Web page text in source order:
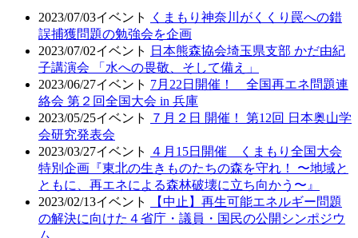
2023/07/03イベント
くまもり神奈川がくくり罠への錯
誤捕獲問題の勉強会を企画
2023/07/02イベント
日本熊森協会埼玉県支部 かだ由紀
子講演会 「水への畏敬、そして備え」
2023/06/27イベント 7月22日開催！ 全国再エネ問題連
絡会 第２回全国大会 in 兵庫
2023/05/25イベント
７月２日 開催！ 第12回 日本奥山学
会研究発表会
2023/03/27イベント
４月15日開催 くまもり全国大会
特別企画『東北の生きものたちの森を守れ！ 〜地域と
ともに、再エネによる森林破壊に立ち向かう〜』
2023/02/13イベント
【中止】再生可能エネルギー問題
の解決に向けた４省庁・議員・国民の公開シンポジウ
ム